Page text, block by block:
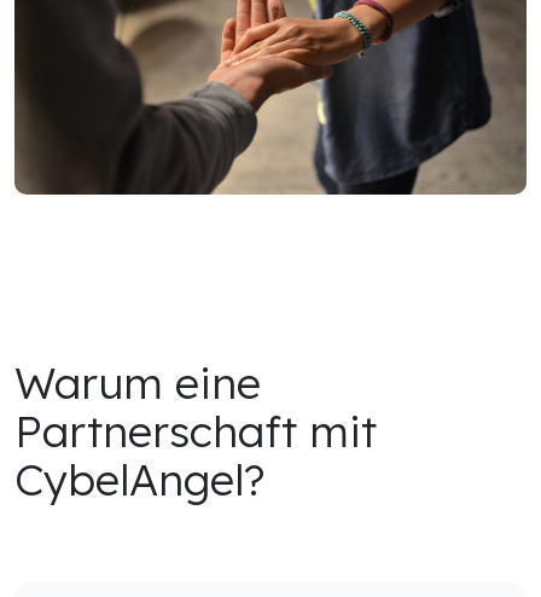
Warum eine
Partnerschaft mit
CybelAngel?